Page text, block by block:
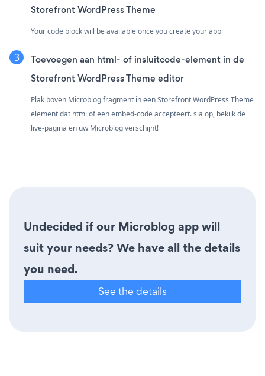
Storefront WordPress Theme
Your code block will be available once you create your app
Toevoegen aan html- of insluitcode-element in de
Storefront WordPress Theme editor
Plak boven Microblog fragment in een Storefront WordPress Theme
element dat html of een embed-code accepteert. sla op, bekijk de
live-pagina en uw Microblog verschijnt!
Undecided if our Microblog app will
suit your needs? We have all the details
you need.
See the details